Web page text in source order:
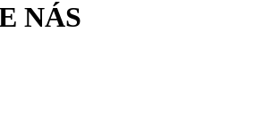
NÁS